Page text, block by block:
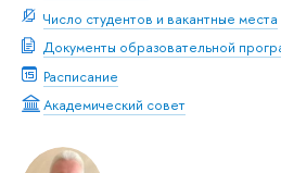
Число студентов и вакантные места
Документы образовательной
Расписание
Академический совет